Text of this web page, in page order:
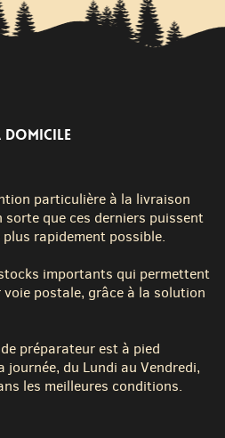
domicile
particulière à la livraison
que ces derniers puissent
rapidement possible.
importants qui permettent
postale, grâce à la solution
préparateur est à pied
journée, du Lundi au Vendredi,
les meilleures conditions.